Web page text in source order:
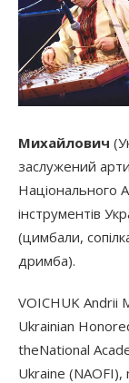
Михайлович
заслужений
Національного
інструментів
(цимбали,
дримба).
VOICHUK Andrii
Ukrainian
theNational
Ukraine